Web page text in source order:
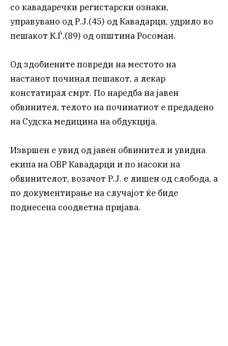
со кавадаречки регистарски ознаки,
управувано од Р.Ј.(45) од Кавадарци, удрило во
пешакот К.Ѓ.(89) од општина Росоман.
Од здобиените повреди на местото на
настанот починал пешакот, а лекар
констатирал смрт. По наредба на јавен
обвинител, телото на починатиот е предадено
на Судска медицина на обдукција.
Извршен е увид од јавен обвинител и увидна
екипа на ОВР Кавадарци и по насоки на
обвинителот, возачот Р.Ј. е лишен од слобода, а
по документирање на случајот ќе биде
поднесена соодветна пријава.